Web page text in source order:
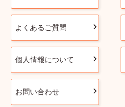
よくあるご質問
個人情報について
お問い合わせ